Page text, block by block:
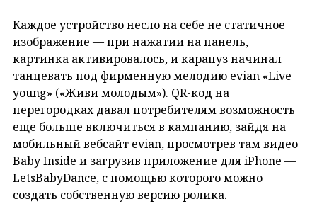
Каждое устройство несло на себе не статичное
изображение — при нажатии на панель,
картинка активировалось, и карапуз начинал
танцевать под фирменную мелодию evian «Live
young» («Живи молодым»). QR-код на
перегородках давал потребителям возможность
еще больше включиться в кампанию, зайдя на
мобильный вебсайт evian, просмотрев там видео
Baby Inside и загрузив приложение для iPhone —
LetsBabyDance, с помощью которого можно
создать собственную версию ролика.